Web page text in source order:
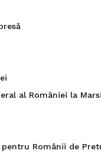
al României la
Românii de